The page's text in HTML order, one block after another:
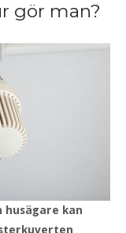
gör man?
husägare kan